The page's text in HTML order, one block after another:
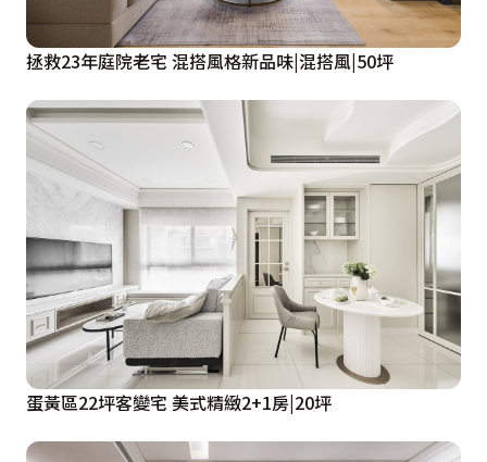
拯救23年庭院老宅 混搭風格新品味|混搭風|50坪
蛋黃區22坪客變宅 美式精緻2+1房|20坪